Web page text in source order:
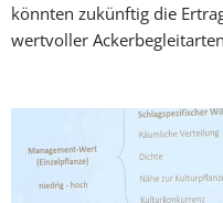
könnten zukünftig die
wertvoller